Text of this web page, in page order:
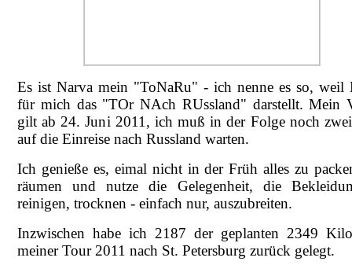
Es ist Narva mein "ToNaRu" - ich nenne es so, weil
für mich das "TOr NAch RUssland" darstellt. Mein
gilt ab 24. Juni 2011, ich muß in der Folge noch
auf die Einreise nach Russland warten.
Ich genieße es, eimal nicht in der Früh alles zu
räumen und nutze die Gelegenheit, die
reinigen, trocknen - einfach nur, auszubreiten.
Inzwischen habe ich 2187 der geplanten 2349
meiner Tour 2011 nach St. Petersburg zurück gelegt.